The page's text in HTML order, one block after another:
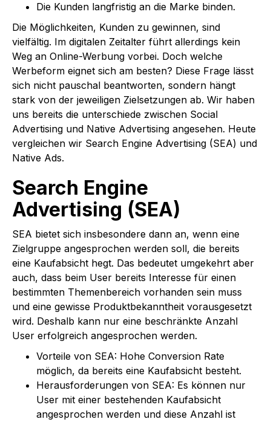
Die Kunden langfristig an die Marke binden.
Die Möglichkeiten, Kunden zu gewinnen, sind
vielfältig. Im digitalen Zeitalter führt allerdings kein
Weg an Online-Werbung vorbei. Doch welche
Werbeform eignet sich am besten? Diese Frage lässt
sich nicht pauschal beantworten, sondern hängt
stark von der jeweiligen Zielsetzungen ab. Wir haben
uns bereits die unterschiede zwischen Social
Advertising und Native Advertising angesehen. Heute
vergleichen wir Search Engine Advertising (SEA) und
Native Ads.
Search Engine
Advertising (SEA)
SEA bietet sich insbesondere dann an, wenn eine
Zielgruppe angesprochen werden soll, die bereits
eine Kaufabsicht hegt. Das bedeutet umgekehrt aber
auch, dass beim User bereits Interesse für einen
bestimmten Themenbereich vorhanden sein muss
und eine gewisse Produktbekanntheit vorausgesetzt
wird. Deshalb kann nur eine beschränkte Anzahl
User erfolgreich angesprochen werden.
Vorteile von SEA: Hohe Conversion Rate
möglich, da bereits eine Kaufabsicht besteht.
Herausforderungen von SEA: Es können nur
User mit einer bestehenden Kaufabsicht
angesprochen werden und diese Anzahl ist